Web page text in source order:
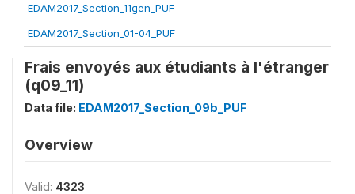
EDAM2017_Section_11gen_PUF
EDAM2017_Section_01-04_PUF
Frais envoyés aux étudiants à l'étranger
(q09_11)
Data file: EDAM2017_Section_09b_PUF
Overview
Valid: 4323